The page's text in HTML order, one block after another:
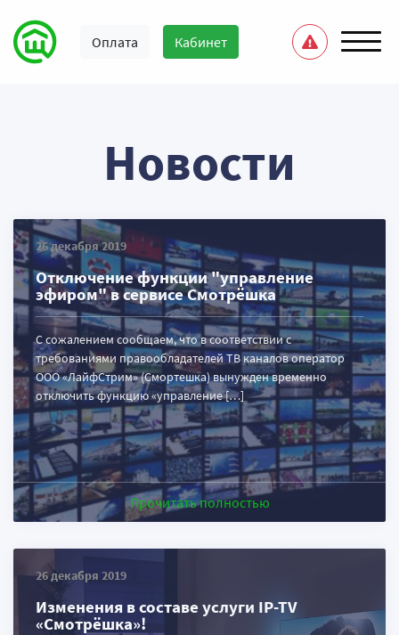
Оплата Кабинет
Новости
26 декабря 2019
Отключение функции "управление
эфиром" в сервисе Смотрёшка
С сожалением сообщаем, что в соответствии с
требованиями правообладателей ТВ каналов оператор
ООО «ЛайфСтрим» (Смортешка) вынужден временно
отключить функцию «управление […]
Прочитать полностью
26 декабря 2019
Изменения в составе услуги IP-TV
«Смотрёшка»!